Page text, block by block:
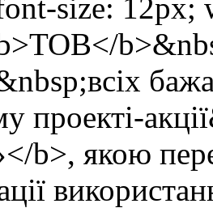
size:
проекті-
якою